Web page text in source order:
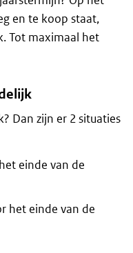
en te koop staat,
Tot maximaal het
Dan zijn er 2 situaties
einde van de
het einde van de